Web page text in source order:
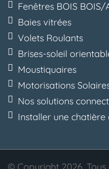
Fenêtres BOIS BOIS/
Baies vitrées
Volets Roulants
Brises-soleil
Moustiquaires
Motorisations
Nos solutions
Installer une